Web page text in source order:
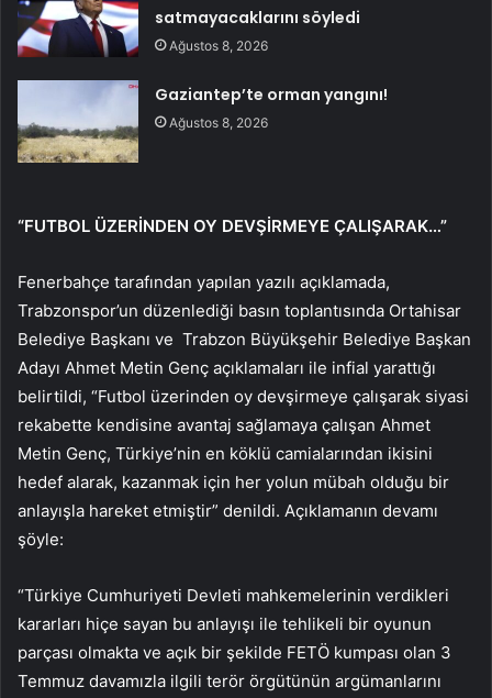
satmayacaklarını söyledi
Ağustos 8, 2026
Gaziantep’te orman yangını!
Ağustos 8, 2026
“FUTBOL ÜZERİNDEN OY DEVŞİRMEYE ÇALIŞARAK…”
Fenerbahçe tarafından yapılan yazılı açıklamada,
Trabzonspor’un düzenlediği basın toplantısında Ortahisar
Belediye Başkanı ve Trabzon Büyükşehir Belediye Başkan
Adayı Ahmet Metin Genç açıklamaları ile infial yarattığı
belirtildi, “Futbol üzerinden oy devşirmeye çalışarak siyasi
rekabette kendisine avantaj sağlamaya çalışan Ahmet
Metin Genç, Türkiye’nin en köklü camialarından ikisini
hedef alarak, kazanmak için her yolun mübah olduğu bir
anlayışla hareket etmiştir” denildi. Açıklamanın devamı
şöyle:
“Türkiye Cumhuriyeti Devleti mahkemelerinin verdikleri
kararları hiçe sayan bu anlayışı ile tehlikeli bir oyunun
parçası olmakta ve açık bir şekilde FETÖ kumpası olan 3
Temmuz davamızla ilgili terör örgütünün argümanlarını